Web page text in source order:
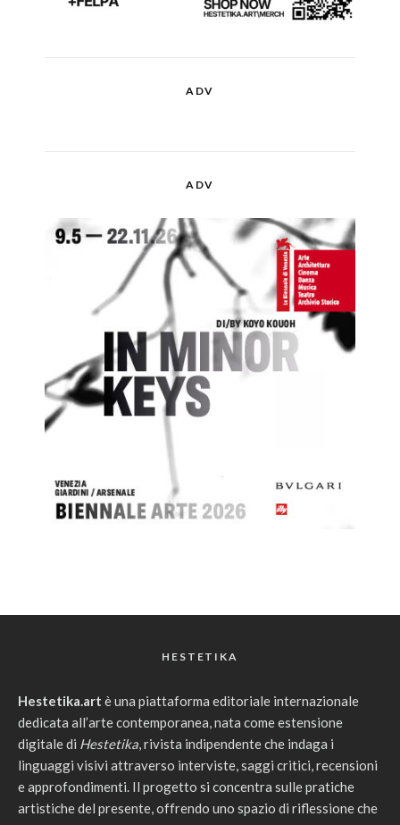
ADV
ADV
HESTETIKA
Hestetika.art è una piattaforma editoriale internazionale
dedicata all’arte contemporanea, nata come estensione
digitale di Hestetika, rivista indipendente che indaga i
linguaggi visivi attraverso interviste, saggi critici, recensioni
e approfondimenti. Il progetto si concentra sulle pratiche
artistiche del presente, offrendo uno spazio di riflessione che